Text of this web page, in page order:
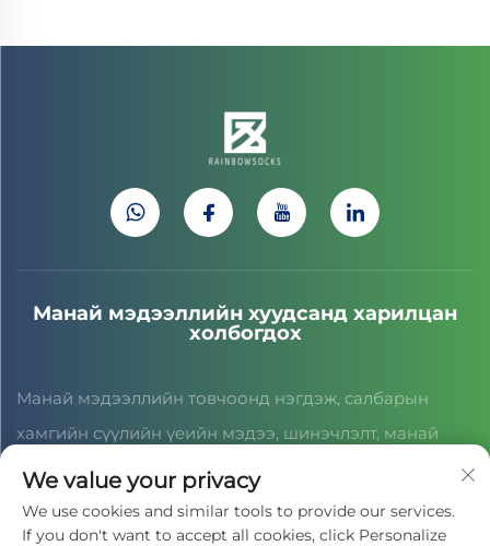
Манай мэдээллийн хуудсанд харилцан
холбогдох
Манай мэдээллийн товчоонд нэгдэж, салбарын
хамгийн сүүлийн үеийн мэдээ, шинэчлэлт, манай
багийн дүн шинжилгээг хүлээн авна уу.
We value your privacy
We use cookies and similar tools to provide our services.
If you don't want to accept all cookies, click Personalize